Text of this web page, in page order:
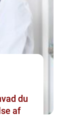
du
af